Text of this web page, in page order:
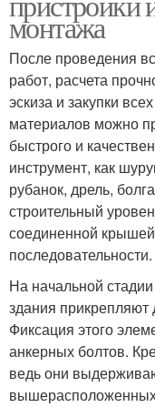
монтажа
После проведения
работ, расчета
эскиза и закупки
материалов можно
быстрого и
инструмент, как
рубанок, дрель,
строительный
соединенной
последовательности.
На начальной
здания прикрепляют
Фиксация этого
анкерных болтов.
ведь они
вышерасположенных